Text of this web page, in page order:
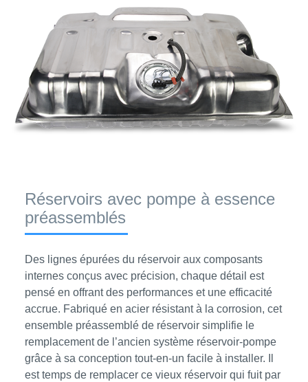
Réservoirs avec pompe à essence
préassemblés
Des lignes épurées du réservoir aux composants
internes conçus avec précision, chaque détail est
pensé en offrant des performances et une efficacité
accrue. Fabriqué en acier résistant à la corrosion, cet
ensemble préassemblé de réservoir simplifie le
remplacement de l’ancien système réservoir-pompe
grâce à sa conception tout-en-un facile à installer. Il
est temps de remplacer ce vieux réservoir qui fuit par